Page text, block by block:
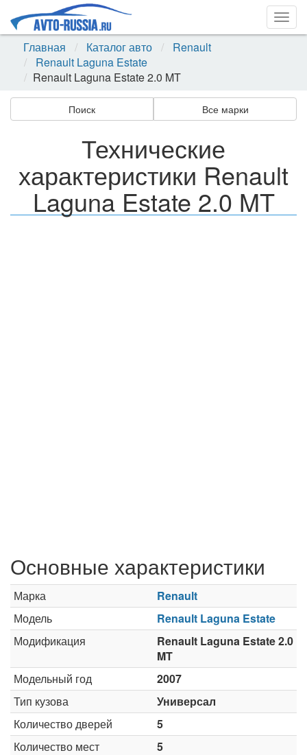
Главная
Каталог авто
Renault
Renault Laguna Estate
Renault Laguna Estate 2.0 MT
Поиск Все марки
Технические
характеристики Renault
Laguna Estate 2.0 MT
Основные характеристики
Марка
Renault
Модель
Renault Laguna Estate
Модификация
Renault Laguna Estate 2.0
MT
Модельный год
2007
Тип кузова
Универсал
Количество дверей
5
Количество мест
5